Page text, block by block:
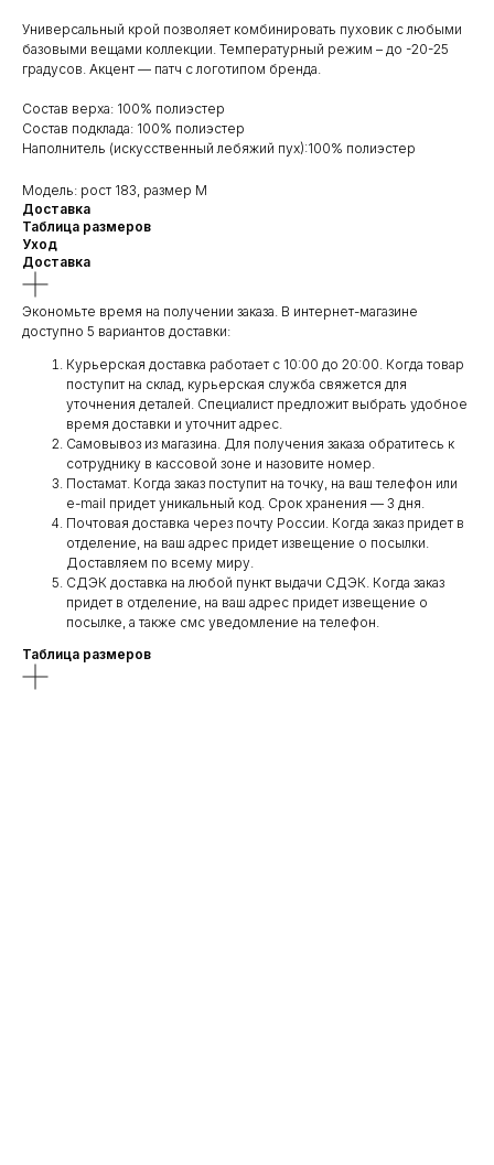
Универсальный крой позволяет комбинировать пуховик с любыми
базовыми вещами коллекции. Температурный режим – до -20-25
градусов. Акцент — патч с логотипом бренда.
Состав верха: 100% полиэстер
Состав подклада: 100% полиэстер
Наполнитель (искусственный лебяжий пух):100% полиэстер
Модель: рост 183, размер M
Доставка
Таблица размеров
Уход
Доставка
Экономьте время на получении заказа. В интернет-магазине
доступно 5 вариантов доставки:
Курьерская доставка работает с 10:00 до 20:00. Когда товар
поступит на склад, курьерская служба свяжется для
уточнения деталей. Специалист предложит выбрать удобное
время доставки и уточнит адрес.
Самовывоз из магазина. Для получения заказа обратитесь к
сотруднику в кассовой зоне и назовите номер.
Постамат. Когда заказ поступит на точку, на ваш телефон или
e-mail придет уникальный код. Срок хранения — 3 дня.
Почтовая доставка через почту России. Когда заказ придет в
отделение, на ваш адрес придет извещение о посылки.
Доставляем по всему миру.
СДЭК доставка на любой пункт выдачи СДЭК. Когда заказ
придет в отделение, на ваш адрес придет извещение о
посылке, а также смс уведомление на телефон.
Таблица размеров